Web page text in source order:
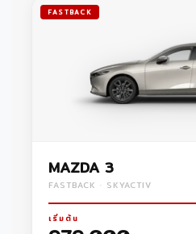
FASTBACK
MAZDA 3
FASTBACK · SKYACTIV
เริ่มต้น